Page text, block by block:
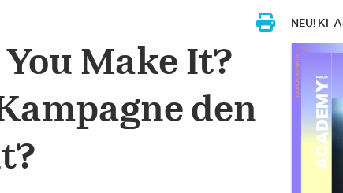
Make It?
den
NEU! KI-